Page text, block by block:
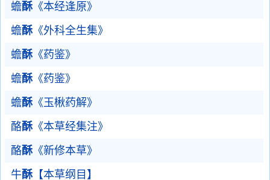
蟾酥《本经逢原》
蟾酥《外科全生集》
蟾酥《药鉴》
蟾酥《药鉴》
蟾酥《玉楸药解》
酪酥《本草经集注》
酪酥《新修本草》
牛酥【本草纲目】